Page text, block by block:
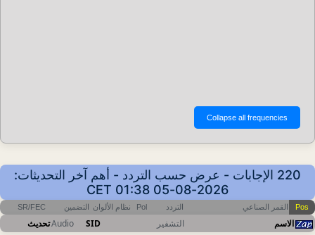
220 الإجابات - عرض حسب التردد - أهم آخر التحديثات:
2026-08-05 01:38 CET
Pos القمر الصناعي التردد Pol نظام الألوان التضمين SR/FEC
الاسم التشفير SID
Audioتحديث